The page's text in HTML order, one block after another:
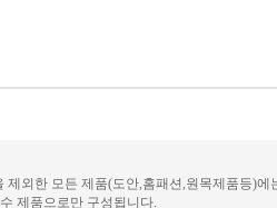
외한 모든 제품(도안,홈패션,원목제품등)에
제품으로만 구성됩니다.